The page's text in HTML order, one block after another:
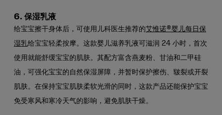
6. 保湿乳液
给宝宝擦干身体后，可使用儿科医生推荐的艾惟诺®婴儿每日保
湿乳给宝宝轻柔按摩。这款婴儿滋养乳液可滋润 24 小时，首次
使用就能舒缓宝宝的肌肤。其配方富含燕麦粉、甘油和二甲硅
油，可强化宝宝的自然保湿屏障，并暂时保护擦伤、皲裂或开裂
肌肤。在保持宝宝肌肤柔软光滑的同时，这款产品还能保护宝宝
免受寒风和寒冷天气的影响，避免肌肤干燥。